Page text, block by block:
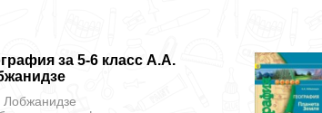
за 5-6 класс А.А.